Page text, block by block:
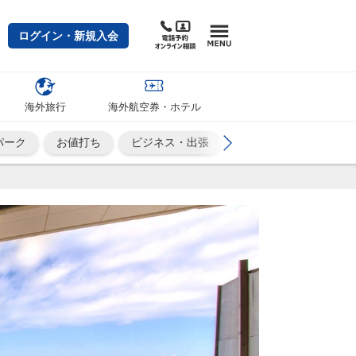
ログイン・新規入会
海外旅行 海外航空券・ホテル
ーク お値打ち ビジネス・出張